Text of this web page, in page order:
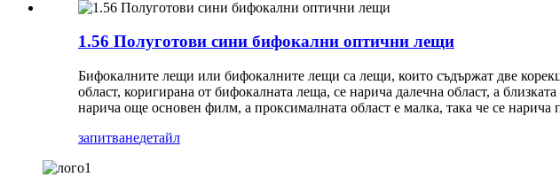
1.56 Полуготови сини бифокални оптични лещи
Бифокалните лещи или бифокалните лещи са лещи, които съдържат две
област, коригирана от бифокалната леща, се нарича далечна област, а
нарича още основен филм, а проксималната област е малка, така че се нарича
запитванедетайл